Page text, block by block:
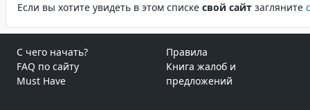
Если вы хотите увидеть в этом спиcке свой сайт загляните
С чего начать?
FAQ по сайту
Must Have
Правила
Книга жалоб и
предложений